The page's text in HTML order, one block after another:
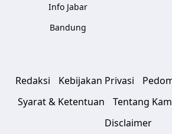
Info Jabar
Bandung
Redaksi Kebijakan Privasi
Syarat & Ketentuan
Tentang
Disclaimer